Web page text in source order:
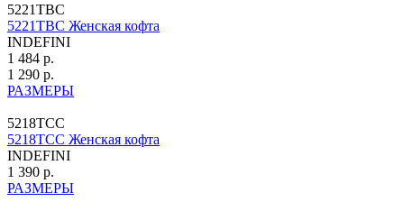
5221TBC
5221TBC Женская кофта
INDEFINI
1 484 р.
1 290 р.
РАЗМЕРЫ
5218TCC
5218TCC Женская кофта
INDEFINI
1 390 р.
РАЗМЕРЫ